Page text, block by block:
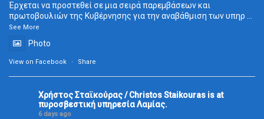
Έρχεται να προστεθεί σε μια σειρά παρεμβάσεων και
πρωτοβουλιών της Κυβέρνησης για την αναβάθμιση των υπηρ ...
See More
Photo
View on Facebook · Share
Χρήστος Σταϊκούρας / Christos Staikouras is at
πυροσβεστική υπηρεσία Λαμίας.
6 days ago